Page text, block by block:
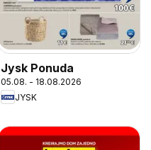
Jysk Ponuda
05.08. - 18.08.2026
JYSK